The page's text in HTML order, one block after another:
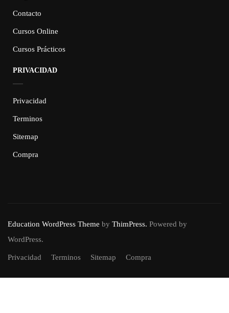
Contacto
Cursos Online
Cursos Prácticos
PRIVACIDAD
Privacidad
Terminos
Sitemap
Compra
Education WordPress Theme by ThimPress. Powered by
WordPress.
Privacidad Terminos Sitemap Compra